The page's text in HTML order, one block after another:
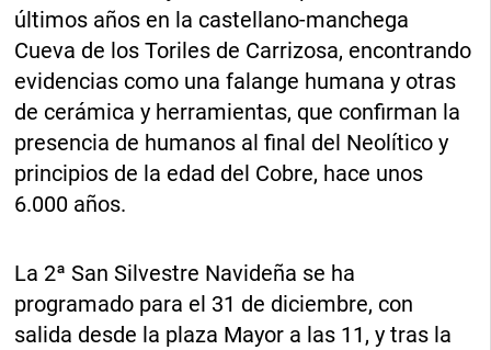
últimos años en la castellano-manchega
Cueva de los Toriles de Carrizosa, encontrando
evidencias como una falange humana y otras
de cerámica y herramientas, que confirman la
presencia de humanos al final del Neolítico y
principios de la edad del Cobre, hace unos
6.000 años.
La 2ª San Silvestre Navideña se ha
programado para el 31 de diciembre, con
salida desde la plaza Mayor a las 11, y tras la